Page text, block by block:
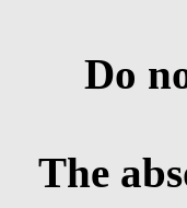
Do
The